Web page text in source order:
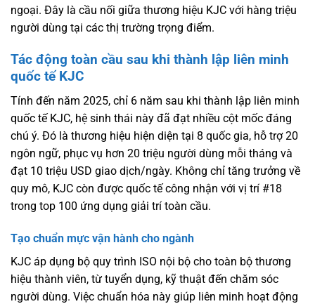
ngoại. Đây là cầu nối giữa thương hiệu KJC với hàng triệu
người dùng tại các thị trường trọng điểm.
Tác động toàn cầu sau khi thành lập liên minh
quốc tế KJC
Tính đến năm 2025, chỉ 6 năm sau khi thành lập liên minh
quốc tế KJC, hệ sinh thái này đã đạt nhiều cột mốc đáng
chú ý. Đó là thương hiệu hiện diện tại 8 quốc gia, hỗ trợ 20
ngôn ngữ, phục vụ hơn 20 triệu người dùng mỗi tháng và
đạt 10 triệu USD giao dịch/ngày. Không chỉ tăng trưởng về
quy mô, KJC còn được quốc tế công nhận với vị trí #18
trong top 100 ứng dụng giải trí toàn cầu.
Tạo chuẩn mực vận hành cho ngành
KJC áp dụng bộ quy trình ISO nội bộ cho toàn bộ thương
hiệu thành viên, từ tuyển dụng, kỹ thuật đến chăm sóc
người dùng. Việc chuẩn hóa này giúp liên minh hoạt động